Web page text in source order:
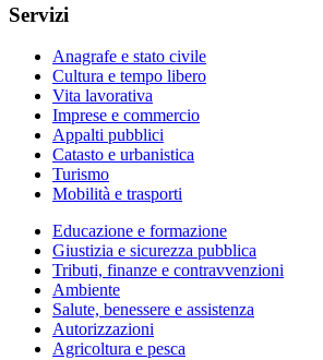
Servizi
Anagrafe e stato civile
Cultura e tempo libero
Vita lavorativa
Imprese e commercio
Appalti pubblici
Catasto e urbanistica
Turismo
Mobilità e trasporti
Educazione e formazione
Giustizia e sicurezza pubblica
Tributi, finanze e contravvenzioni
Ambiente
Salute, benessere e assistenza
Autorizzazioni
Agricoltura e pesca